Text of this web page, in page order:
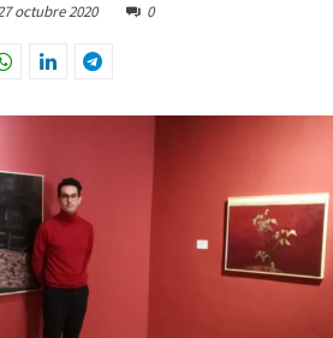
octubre 2020 0